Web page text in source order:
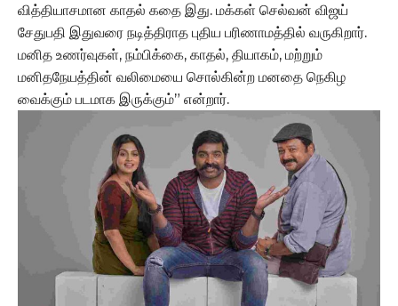
வித்தியாசமான காதல் கதை இது. மக்கள் செல்வன் விஜய்
சேதுபதி இதுவரை நடித்திராத புதிய பரிணாமத்தில் வருகிறார்.
மனித உணர்வுகள், நம்பிக்கை, காதல், தியாகம், மற்றும்
மனிதநேயத்தின் வலிமையை சொல்கின்ற மனதை நெகிழ
வைக்கும் படமாக இருக்கும்” என்றார்.